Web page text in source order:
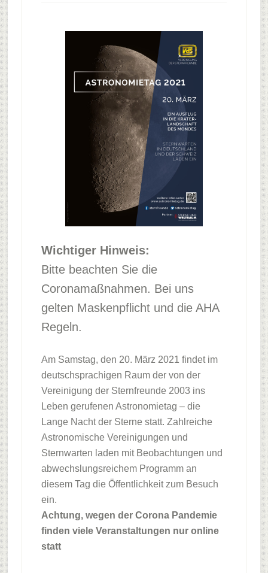
Wichtiger Hinweis:
Bitte beachten Sie die
Coronamaßnahmen. Bei uns
gelten Maskenpflicht und die AHA
Regeln.
Am Samstag, den 20. März 2021 findet im
deutschsprachigen Raum der von der
Vereinigung der Sternfreunde 2003 ins
Leben gerufenen Astronomietag – die
Lange Nacht der Sterne statt. Zahlreiche
Astronomische Vereinigungen und
Sternwarten laden mit Beobachtungen und
abwechslungsreichem Programm an
diesem Tag die Öffentlichkeit zum Besuch
ein.
Achtung, wegen der Corona Pandemie
finden viele Veranstaltungen nur online
statt